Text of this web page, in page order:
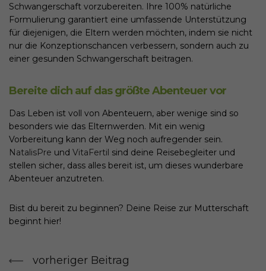
Schwangerschaft vorzubereiten. Ihre 100% natürliche
Formulierung garantiert eine umfassende Unterstützung
für diejenigen, die Eltern werden möchten, indem sie nicht
nur die Konzeptionschancen verbessern, sondern auch zu
einer gesunden Schwangerschaft beitragen.
Bereite dich auf das größte Abenteuer vor
Das Leben ist voll von Abenteuern, aber wenige sind so
besonders wie das Elternwerden. Mit ein wenig
Vorbereitung kann der Weg noch aufregender sein.
NatalisPre und VitaFertil sind deine Reisebegleiter und
stellen sicher, dass alles bereit ist, um dieses wunderbare
Abenteuer anzutreten.
Bist du bereit zu beginnen? Deine Reise zur Mutterschaft
beginnt hier!
vorheriger Beitrag